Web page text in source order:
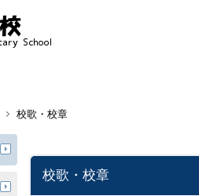
校歌・校章
校歌・校章